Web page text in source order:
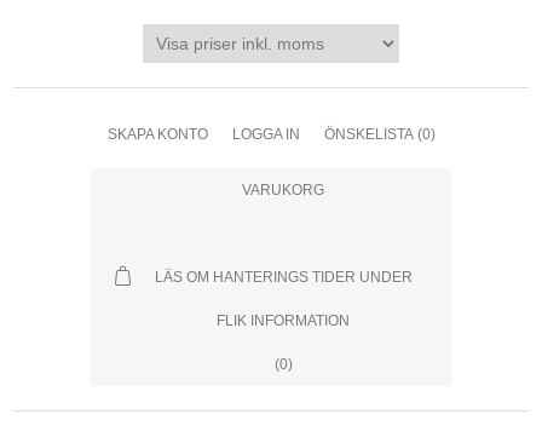
SKAPA KONTO LOGGA IN ÖNSKELISTA (0)
VARUKORG
LÄS OM HANTERINGS TIDER UNDER
FLIK INFORMATION
(0)